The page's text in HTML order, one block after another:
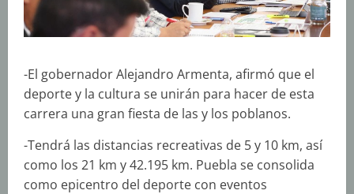
-El gobernador Alejandro Armenta, afirmó que el
deporte y la cultura se unirán para hacer de esta
carrera una gran fiesta de las y los poblanos.
-Tendrá las distancias recreativas de 5 y 10 km, así
como los 21 km y 42.195 km. Puebla se consolida
como epicentro del deporte con eventos